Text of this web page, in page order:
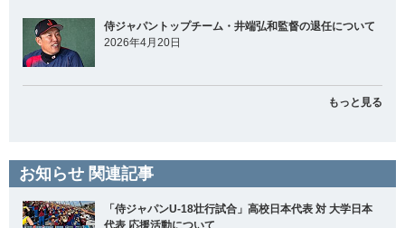
侍ジャパントップチーム・井端弘和監督の退任について
2026年4月20日
もっと見る
お知らせ 関連記事
「侍ジャパンU-18壮行試合」高校日本代表 対 大学日本